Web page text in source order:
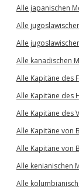
Alle japanischen
Alle
Alle
Alle kanadischen
Alle Kapitäne des
Alle Kapitäne des
Alle Kapitäne des
Alle Kapitäne von
Alle Kapitäne von
Alle kenianischen
Alle